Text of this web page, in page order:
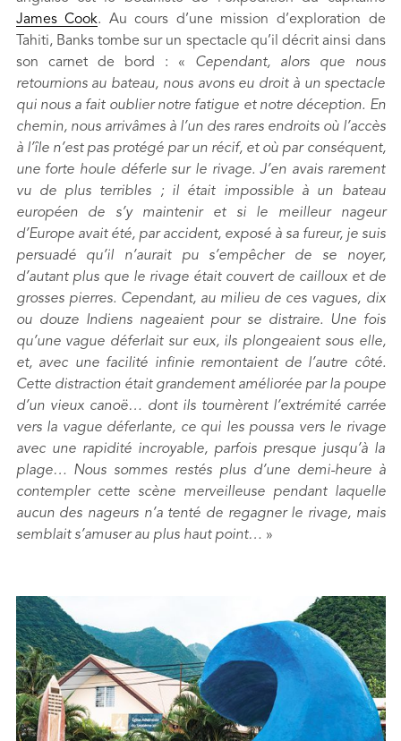
James Cook. Au cours d’une mission d’exploration de
Tahiti, Banks tombe sur un spectacle qu’il décrit ainsi dans
son carnet de bord : « Cependant, alors que nous
retournions au bateau, nous avons eu droit à un spectacle
qui nous a fait oublier notre fatigue et notre déception. En
chemin, nous arrivâmes à l’un des rares endroits où l’accès
à l’île n’est pas protégé par un récif, et où par conséquent,
une forte houle déferle sur le rivage. J’en avais rarement
vu de plus terribles ; il était impossible à un bateau
européen de s’y maintenir et si le meilleur nageur
d’Europe avait été, par accident, exposé à sa fureur, je suis
persuadé qu’il n’aurait pu s’empêcher de se noyer,
d’autant plus que le rivage était couvert de cailloux et de
grosses pierres. Cependant, au milieu de ces vagues, dix
ou douze Indiens nageaient pour se distraire. Une fois
qu’une vague déferlait sur eux, ils plongeaient sous elle,
et, avec une facilité infinie remontaient de l’autre côté.
Cette distraction était grandement améliorée par la poupe
d’un vieux canoë… dont ils tournèrent l’extrémité carrée
vers la vague déferlante, ce qui les poussa vers le rivage
avec une rapidité incroyable, parfois presque jusqu’à la
plage… Nous sommes restés plus d’une demi-heure à
contempler cette scène merveilleuse pendant laquelle
aucun des nageurs n’a tenté de regagner le rivage, mais
semblait s’amuser au plus haut point… »